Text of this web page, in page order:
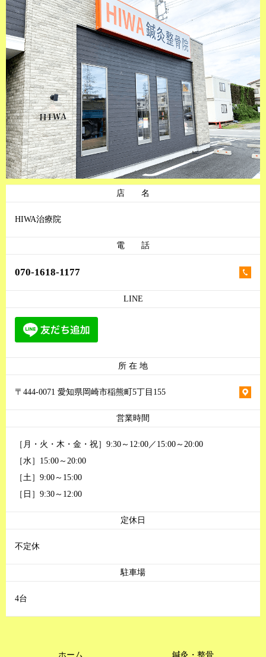
店 名
HIWA治療院
電 話
070-1618-1177
LINE
所 在 地
〒444-0071 愛知県岡崎市稲熊町5丁目155
営業時間
［月・火・木・金・祝］9:30～12:00／15:00～20:00
［水］15:00～20:00
［土］9:00～15:00
［日］9:30～12:00
定休日
不定休
駐車場
4台
ホーム 鍼灸・整骨